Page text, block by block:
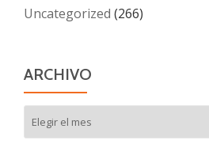
Uncategorized (266)
ARCHIVO